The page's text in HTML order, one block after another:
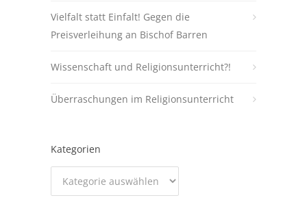
Vielfalt statt Einfalt! Gegen die
Preisverleihung an Bischof Barren
Wissenschaft und Religionsunterricht?!
Überraschungen im Religionsunterricht
Kategorien
Kategorien